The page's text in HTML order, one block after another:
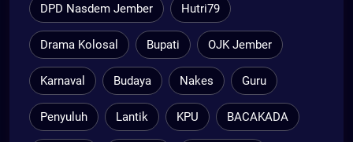
DPD Nasdem Jember Hutri79
Drama Kolosal Bupati OJK Jember
Karnaval Budaya Nakes Guru
Penyuluh Lantik KPU BACAKADA